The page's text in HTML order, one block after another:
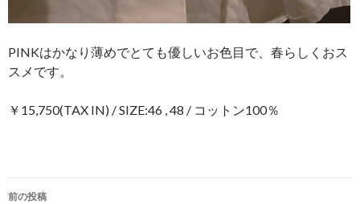
PINKはかなり薄めでとても優しいお色目で、春らしくおス
スメです。
￥15,750(TAX IN) / SIZE:46 , 48 / コットン100％
前の投稿